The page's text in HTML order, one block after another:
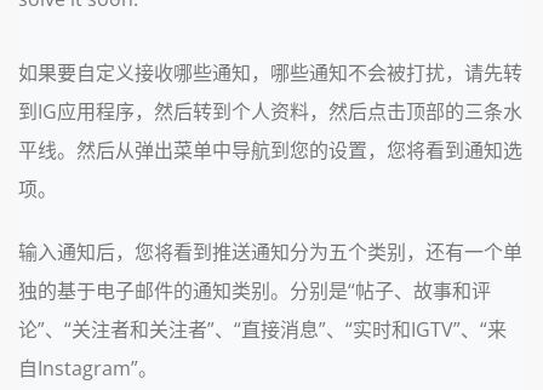
如果要自定义接收哪些通知，哪些通知不会被打扰，请先转
到IG应用程序，然后转到个人资料，然后点击顶部的三条水
平线。然后从弹出菜单中导航到您的设置，您将看到通知选
项。
输入通知后，您将看到推送通知分为五个类别，还有一个单
独的基于电子邮件的通知类别。分别是“帖子、故事和评
论”、“关注者和关注者”、“直接消息”、“实时和IGTV”、“来
自Instagram”。